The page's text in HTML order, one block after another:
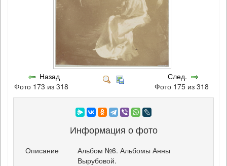
Назад
Фото 173 из 318
След.
Фото 175 из 318
Информация о фото
Описание
Альбом №6. Альбомы Анны
Вырубовой.